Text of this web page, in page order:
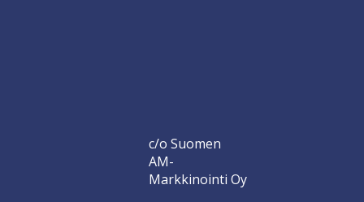
c/o Suomen
AM-
Markkinointi Oy